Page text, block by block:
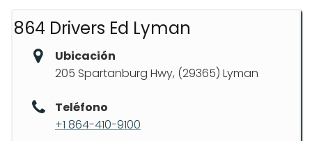
864 Drivers Ed Lyman
Ubicación
205 Spartanburg Hwy, (29365) Lyman
Teléfono
+1 864-410-9100